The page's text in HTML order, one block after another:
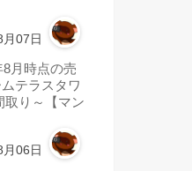
07日
月時点の売
テラスタワ
取り～【マン
06日